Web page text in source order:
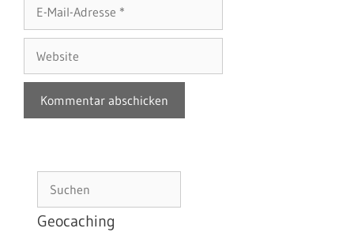
Mail-
Adresse
Suchen
Geocaching